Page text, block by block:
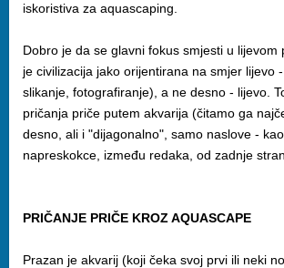
iskoristiva za aquascaping.
Dobro je da se glavni fokus smjesti u lijevom
je civilizacija jako orijentirana na smjer lijevo
slikanje, fotografiranje), a ne desno - lijevo.
pričanja priče putem akvarija (čitamo ga
desno, ali i "dijagonalno", samo naslove -
napreskokce, između redaka, od zadnje
PRIČANJE PRIČE KROZ AQUASCAPE
Prazan je akvarij (koji čeka svoj prvi ili neki